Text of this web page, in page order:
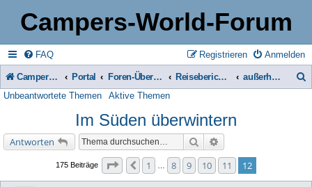
Campers-World-Forum
FAQ Anmelden
Registrieren
Campers-World-Forum Portal Foren-Übersicht Reiseberichte & Reisetipps, Stell- & Campingplätze außerhalb Europas
Unbeantwortete Themen Aktive Themen
Im Süden überwintern
Antworten Suche
175 Beiträge Seite 12 von 12
Vorherige
1 8 9 10 11 12